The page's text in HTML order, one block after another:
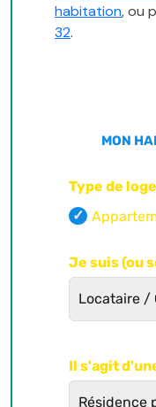
habitation, ou
32.